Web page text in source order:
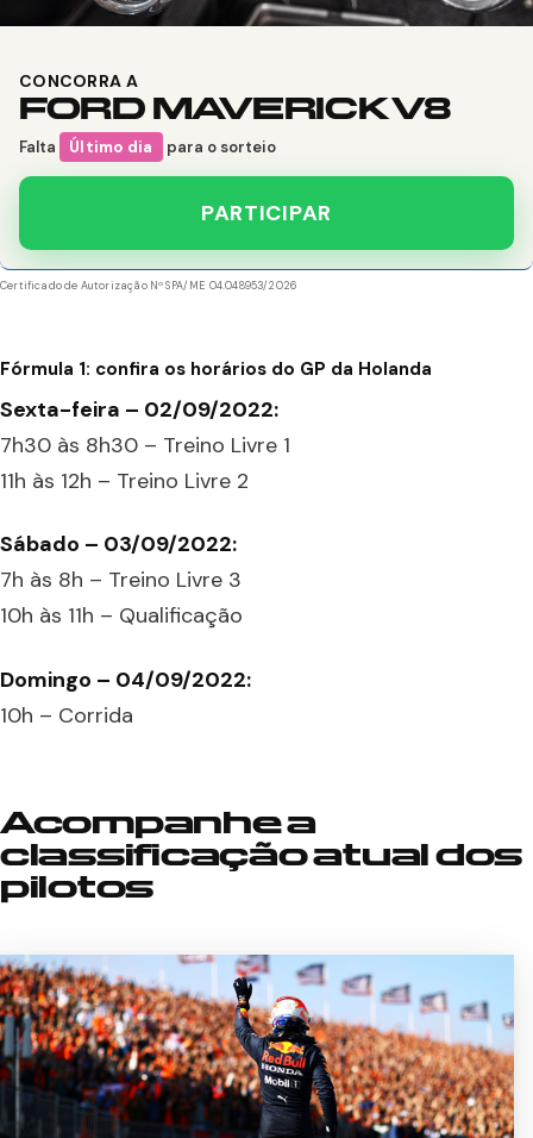
CONCORRA A
FORD MAVERICK V8
Falta Último dia para o sorteio
PARTICIPAR
Certificado de Autorização Nº SPA/ME 04.048953/2026
Fórmula 1: confira os horários do GP da Holanda
Sexta-feira – 02/09/2022:
7h30 às 8h30 – Treino Livre 1
11h às 12h – Treino Livre 2
Sábado – 03/09/2022:
7h às 8h – Treino Livre 3
10h às 11h – Qualificação
Domingo – 04/09/2022:
10h – Corrida
Acompanhe a
classificação atual dos
pilotos